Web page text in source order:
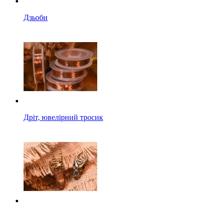
Дзьоби
Дріт, ювелірний тросик